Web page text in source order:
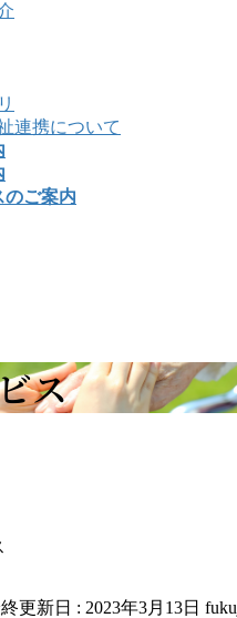
連携について
のご案内
ス
更新日 : 2023年3月13日